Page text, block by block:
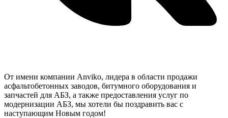
От имени компании Anviko, лидера в области продажи
асфальтобетонных заводов, битумного оборудования и
запчастей для АБЗ, а также предоставления услуг по
модернизации АБЗ, мы хотели бы поздравить вас с
наступающим Новым годом!